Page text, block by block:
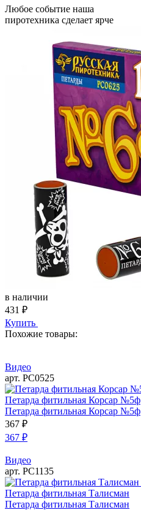
Любое событие наша
пиротехника сделает ярче
в наличии
431 ₽
Купить
Похожие товары:
Видео
арт. РС0525
Петарда фитильная Корсар №5ф
Петарда фитильная Корсар №5ф
367 ₽
367 ₽
Видео
арт. РС1135
Петарда фитильная Талисман
Петарда фитильная Талисман